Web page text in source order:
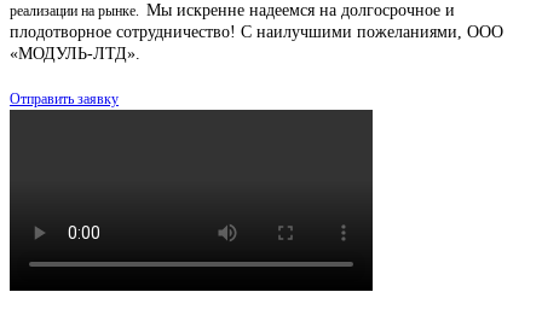
реализации на рынке. Мы искренне надеемся на долгосрочное и
плодотворное сотрудничество! С наилучшими пожеланиями, ООО
«МОДУЛЬ-ЛТД».
Отправить заявку